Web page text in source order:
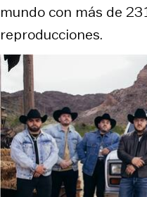
mundo con más de
reproducciones.